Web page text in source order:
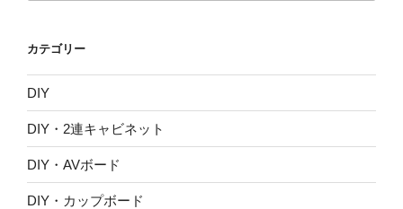
ブ
カテゴリー
DIY
DIY・2連キャビネット
DIY・AVボード
DIY・カップボード